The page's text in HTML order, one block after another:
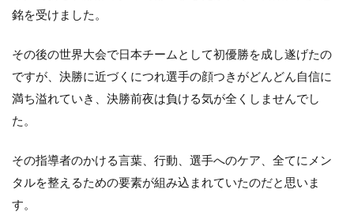
銘を受けました。
その後の世界大会で日本チームとして初優勝を成し遂げたの
ですが、決勝に近づくにつれ選手の顔つきがどんどん自信に
満ち溢れていき、決勝前夜は負ける気が全くしませんでし
た。
その指導者のかける言葉、行動、選手へのケア、全てにメン
タルを整えるための要素が組み込まれていたのだと思いま
す。